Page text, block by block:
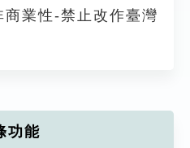
業性-禁止改作臺灣
功能